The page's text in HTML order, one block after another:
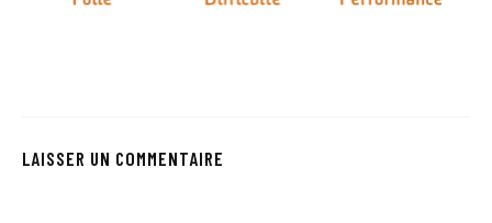
LAISSER UN COMMENTAIRE